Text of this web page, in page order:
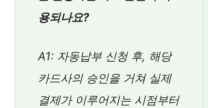
용되나요?
A1: 자동납부 신청 후, 해당
카드사의 승인을 거쳐 실제
결제가 이루어지는 시점부터